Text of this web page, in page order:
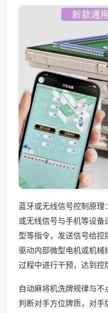
蓝牙或无线信号控制原
或无线信号与手机等设
型等指令，发送信号给
驱动内部微型电机或机
过程中进行干预，达到控
自动麻将机洗牌规律与
判断对手方位牌质，对